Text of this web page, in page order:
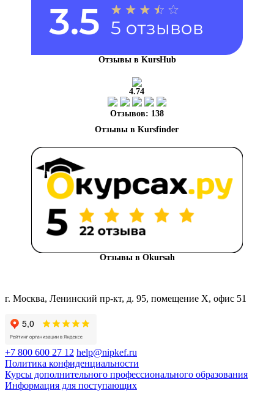
Отзывы в KursHub
4.74
Отзывов: 138
Отзывы в Okursah
г. Москва, Ленинский пр-кт, д. 95, помещение Х, офис 51
+7 800 600 27 12 help@nipkef.ru
Политика конфиденциальности
Курсы дополнительного профессионального образования
Информация для поступающих